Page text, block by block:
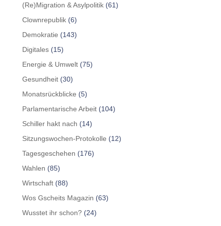
(Re)Migration & Asylpolitik(61)
Clownrepublik(6)
Demokratie (143)
Digitales(15)
Energie & Umwelt(75)
Gesundheit(30)
Monatsrückblicke (5)
Parlamentarische Arbeit(104)
Schiller hakt nach (14)
Sitzungswochen-Protokolle (12)
Tagesgeschehen (176)
Wahlen (85)
Wirtschaft(88)
Wos Gscheits Magazin (63)
Wusstet ihr schon?(24)